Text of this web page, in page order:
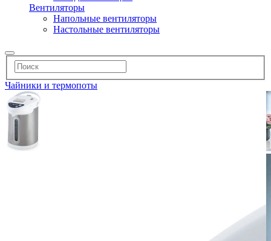
Вентиляторы
Напольные вентиляторы
Настольные вентиляторы
Чайники и термопоты